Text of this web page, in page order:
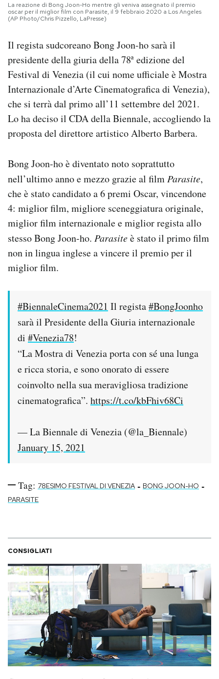
CALENDARIO
AREA PERSONALE
Area Personale
Newsletter
Notifiche mobile
Hai bisogno di aiuto?
Esci
La reazione di Bong Joon-Ho mentre gli veniva assegnato il premio
oscar per il miglior film con Parasite, il 9 febbraio 2020 a Los Angeles
(AP Photo/Chris Pizzello, LaPresse)
Il regista sudcoreano Bong Joon-ho sarà il
presidente della giuria della 78ª edizione del
Festival di Venezia (il cui nome ufficiale è Mostra
Internazionale d’Arte Cinematografica di Venezia),
che si terrà dal primo all’11 settembre del 2021.
Lo ha deciso il CDA della Biennale, accogliendo la
proposta del direttore artistico Alberto Barbera.
Bong Joon-ho è diventato noto soprattutto
nell’ultimo anno e mezzo grazie al film Parasite,
che è stato candidato a 6 premi Oscar, vincendone
4: miglior film, migliore sceneggiatura originale,
miglior film internazionale e miglior regista allo
stesso Bong Joon-ho. Parasiteè stato il primo film
non in lingua inglese a vincere il premio per il
miglior film.
#BiennaleCinema2021 Il regista#BongJoonho
sarà il Presidente della Giuria internazionale
di #Venezia78!
“La Mostra di Venezia porta con sé una lunga
e ricca storia, e sono onorato di essere
coinvolto nella sua meravigliosa tradizione
cinematografica”. https://t.co/kbFhiv68Ci
— La Biennale di Venezia (@la_Biennale)
January 15, 2021
Tag: 78ESIMO FESTIVAL DI VENEZIA - BONG JOON-HO -
PARASITE
CONSIGLIATI